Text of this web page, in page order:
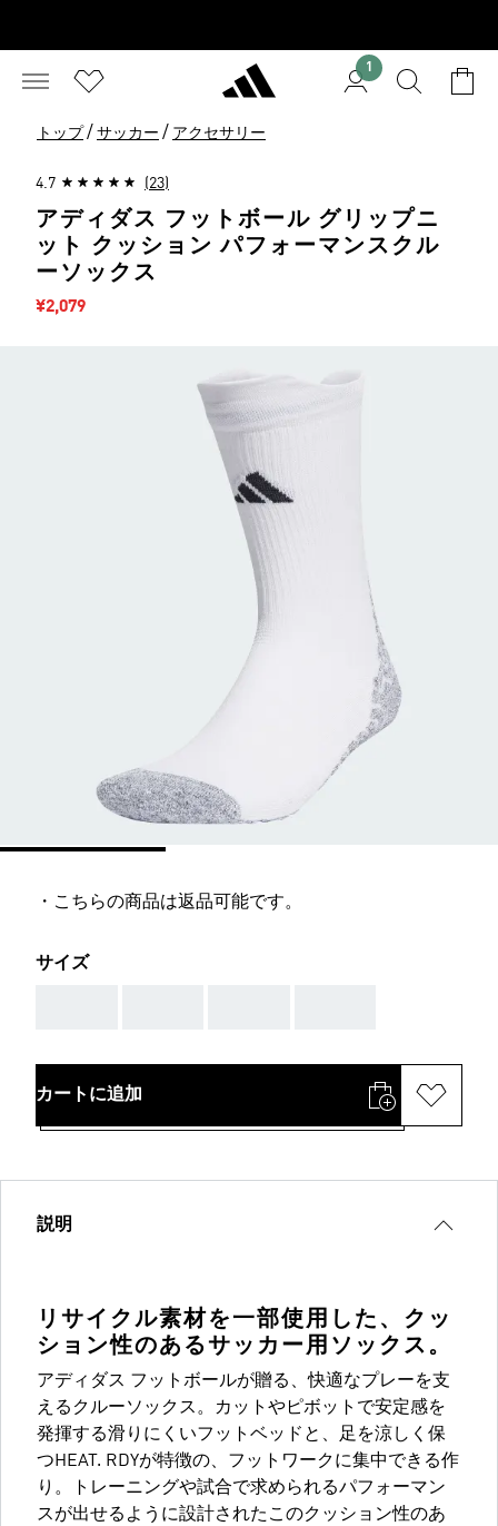
1
トップ / サッカー / アクセサリー
4.7 (23)
アディダス フットボール グリップニ
ット クッション パフォーマンスクル
ーソックス
セール価格
¥2,079
・こちらの商品は返品可能です。
サイズ
カートに追加
説明
リサイクル素材を一部使用した、クッ
ション性のあるサッカー用ソックス。
アディダス フットボールが贈る、快適なプレーを支
えるクルーソックス。カットやピボットで安定感を
発揮する滑りにくいフットベッドと、足を涼しく保
つHEAT. RDYが特徴の、フットワークに集中できる作
り。トレーニングや試合で求められるパフォーマン
スが出せるように設計されたこのクッション性のあ